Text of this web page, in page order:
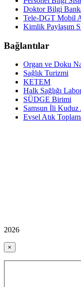
Doktor Bilgi
Tele-DGT Mobil
Kimlik Paylaşım
Bağlantılar
Organ ve Doku
Sağlık Turizmi
KETEM
Halk Sağlığı
SÜDGE Birimi
Samsun İli Kuduz
Evsel Atık
2026
×